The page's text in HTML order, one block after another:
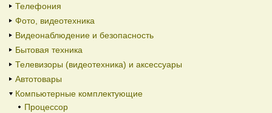
Телефония
Фото, видеотехника
Видеонаблюдение и безопасность
Бытовая техника
Телевизоры (видеотехника) и аксессуары
Автотовары
Компьютерные комплектующие
Процессор